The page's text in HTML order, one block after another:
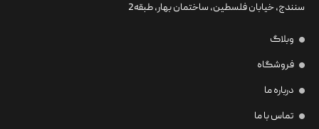
سنندج، خیابان فلسطین،‌ ساختمان بهار، طبقه2
وبلاگ
فروشگاه
درباره ما
تماس با ما